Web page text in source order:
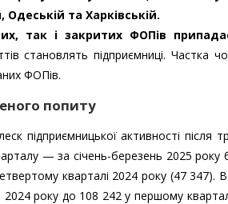
Одеській та Харківській.
так і закритих ФОПів
становлять підприємниці. Частка
ФОПів.
попиту
підприємницької активності
— за січень-березень 2025
кварталі 2024 року (47 347).
року до 108 242 у першому